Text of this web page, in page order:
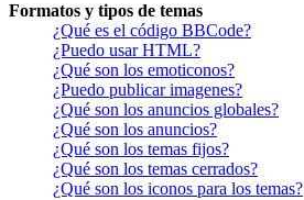
Formatos y tipos de temas
¿Qué es el código BBCode?
¿Puedo usar HTML?
¿Qué son los emoticonos?
¿Puedo publicar imagenes?
¿Qué son los anuncios globales?
¿Qué son los anuncios?
¿Qué son los temas fijos?
¿Qué son los temas cerrados?
¿Qué son los iconos para los temas?